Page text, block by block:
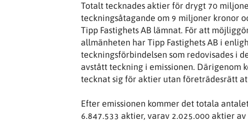
Totalt tecknades aktier för drygt 70
teckningsåtagande om 9 miljoner kronor
Tipp Fastighets AB lämnat. För att
allmänheten har Tipp Fastighets AB i
teckningsförbindelsen som redovisades i
avstått teckning i emissionen. Därigenom
tecknat sig för aktier utan företrädesrätt
Efter emissionen kommer det totala
6.847.533 aktier, varav 2.025.000 aktier